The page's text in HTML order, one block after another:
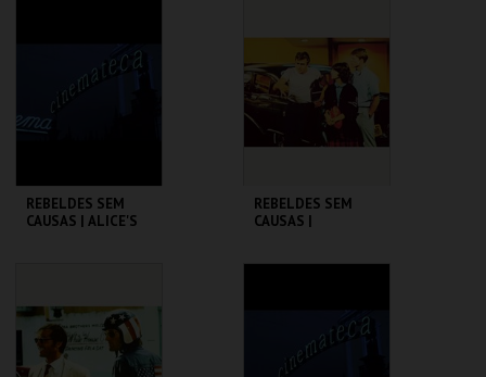
MAIS INFO MAIS INFO
COMPRAR
REBELDES SEM
CAUSAS | ALICE'S
MAIS INFO
REBELDES SEM
CAUSAS |
MAIS INFO